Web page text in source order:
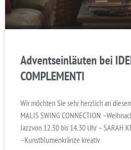
Adventseinläuten bei
COMPLEMENTI
Wir möchten Sie sehr herzlich an
MALIS SWING CONNECTION
Jazzvon 12.30 bis 14.30 Uhr – SARAH
–Kunstblumenkränze kreativ